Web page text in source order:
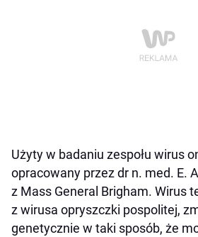
Użyty w badaniu zespołu wirus
opracowany przez dr n. med. E.
z Mass General Brigham. Wirus
z wirusa opryszczki pospolitej,
genetycznie w taki sposób, że